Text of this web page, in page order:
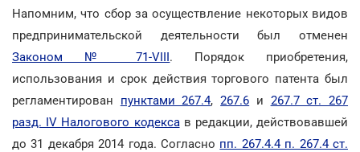
Напомним, что сбор за осуществление некоторых видов
предпринимательской деятельности был отменен
Законом № 71-VIII. Порядок приобретения,
использования и срок действия торгового патента был
регламентирован пунктами 267.4,267.6 и 267.7 ст. 267
разд. IV Налогового кодексав редакции, действовавшей
до 31 декабря 2014 года. Согласно пп. 267.4.4 п. 267.4 ст.